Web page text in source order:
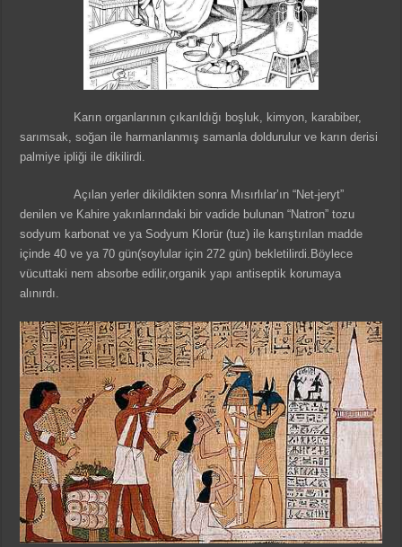
Karın organlarının çıkarıldığı boşluk, kimyon, karabiber,
sarımsak, soğan ile harmanlanmış samanla doldurulur ve karın derisi
palmiye ipliği ile dikilirdi.
Açılan yerler dikildikten sonra Mısırlılar’ın “Net-jeryt”
denilen ve Kahire yakınlarındaki bir vadide bulunan “Natron” tozu
sodyum karbonat ve ya Sodyum Klorür (tuz) ile karıştırılan madde
içinde 40 ve ya 70 gün(soylular için 272 gün) bekletilirdi.Böylece
vücuttaki nem absorbe edilir,organik yapı antiseptik korumaya
alınırdı.